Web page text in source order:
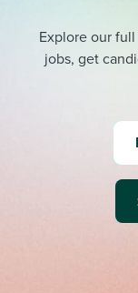
Explore our
jobs, get